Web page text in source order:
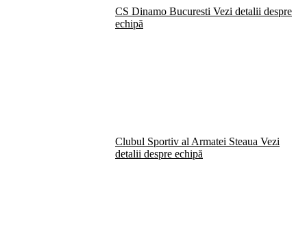
CS Dinamo Bucuresti Vezi detalii despre
echipă
Clubul Sportiv al Armatei Steaua Vezi
detalii despre echipă